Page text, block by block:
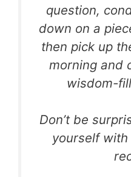
question,
down on a
then pick up
morning and
wisdom-
Don’t be
yourself